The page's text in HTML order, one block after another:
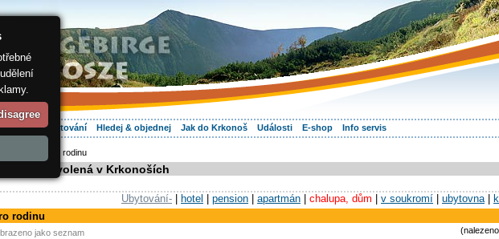
Ubytování Hledej & objednej Jak do Krkonoš Události E-shop Info servis
> Pro rodinu
dovolená v Krkonoších
Ubytování- hotel pension apartmán chalupa, dům v soukromí ubytovna|
rodinu
jako seznam
disagree